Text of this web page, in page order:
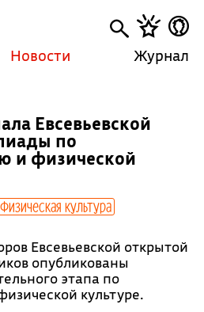
Новости Журнал
Евсевьевской
по
и физической
культура
Евсевьевской открытой
опубликованы
этапа по
культуре.